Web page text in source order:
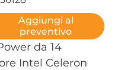
Aggiungi al
preventivo
da 14
Intel Celeron